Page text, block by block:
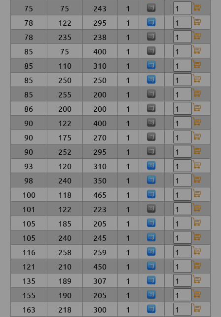
75
75 243
1
78
122 295
1
78
235 238
1
85
75 400
1
85
110 310
1
85
250 250
1
85
255 200
1
86
200 200
1
90
122 400
1
90
175 270
1
90
252 295
1
93
120 310
1
98
240 350
1
100
118 465
1
101
122 223
1
105
185 205
1
105
240 245
1
116
258 259
1
121
210 450
1
135
189 307
1
155
190 205
1
163
218 300
1